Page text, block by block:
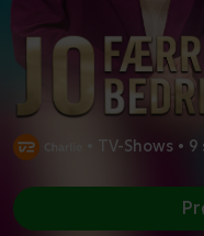
TV-Shows • 9